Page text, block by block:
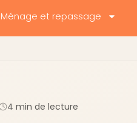
Ménage et repassage
4 min de lecture